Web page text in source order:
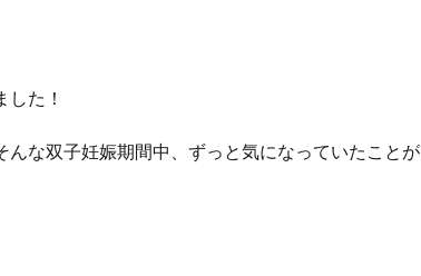
た！
な双子妊娠期間中、ずっと気になっていたことが